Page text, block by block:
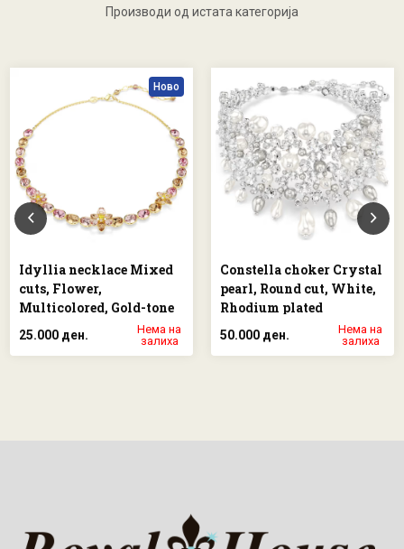
Производи од истата категорија
Ново
Idyllia necklace Mixed
cuts, Flower,
Multicolored, Gold-tone
plated
25.000 ден.
Нема на
залиха
Constella choker Crystal
pearl, Round cut, White,
Rhodium plated
50.000 ден.
Нема на
залиха